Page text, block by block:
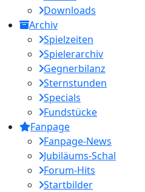
Downloads
Archiv
Spielzeiten
Spielerarchiv
Gegnerbilanz
Sternstunden
Specials
Fundstücke
Fanpage
Fanpage-News
Jubiläums-Schal
Forum-Hits
Startbilder